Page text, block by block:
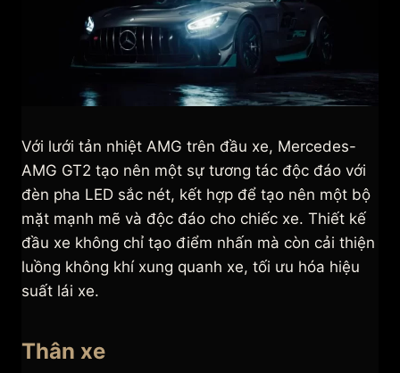
Với lưới tản nhiệt AMG trên đầu xe, Mercedes-
AMG GT2 tạo nên một sự tương tác độc đáo với
đèn pha LED sắc nét, kết hợp để tạo nên một bộ
mặt mạnh mẽ và độc đáo cho chiếc xe. Thiết kế
đầu xe không chỉ tạo điểm nhấn mà còn cải thiện
luồng không khí xung quanh xe, tối ưu hóa hiệu
suất lái xe.
Thân xe